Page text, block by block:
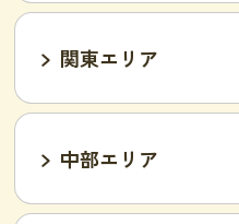
仙台泉店
関東エリア
中部エリア